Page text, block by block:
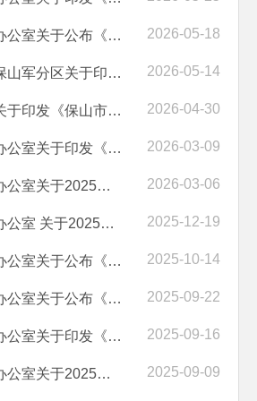
保山市人民政府办公室关于公布《保山市行政审批中介服务事项目录（2026... 2026-05-18
保山市人民政府保山军分区关于印发《保山市民兵权益保障及优待优惠目录... 2026-05-14
保山市人民政府关于印发《保山市国民经济和社会发展第十五个五年规划纲... 2026-04-30
保山市人民政府办公室关于印发《促进保山市房地产高质量发展政策工具箱... 2026-03-09
保山市人民政府办公室关于2025年第四季度全市政府网站和政府系统政务新... 2026-03-06
保山市人民政府办公室 关于2025年三季度全市政府网站和政府系统政务新媒... 2025-12-19
保山市人民政府办公室关于公布《保山市行政许可事项清单 （2025年版）》... 2025-10-14
保山市人民政府办公室关于公布《保山市政务服务中心进驻事项负面清单（2... 2025-09-22
保山市人民政府办公室关于印发《保山市消防安全责任制实施细则》的通知 2025-09-16
保山市人民政府办公室关于2025年二季度全市政府网站和政府系统政务新媒... 2025-09-09